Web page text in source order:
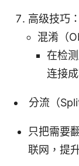
高级技巧
混淆（
在检
连接
分流（
只把需要
联网，提